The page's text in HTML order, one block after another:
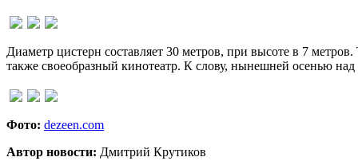
Диаметр цистерн составляет 30 метров, при высоте в 7
также своеобразный кинотеатр. К слову, нынешней осенью над
Фото: dezeen.com
Автор новости: Дмитрий Крутиков